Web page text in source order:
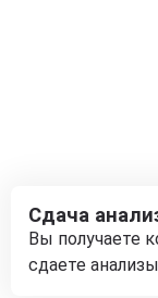
Сдача
Вы получаете
сдаете анализы